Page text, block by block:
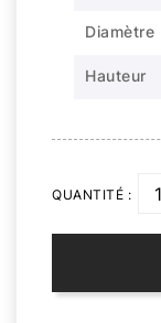
Diamètre
Hauteur
QUANTITÉ :